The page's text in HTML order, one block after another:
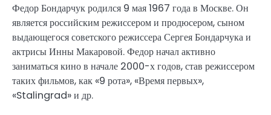
Федор Бондарчук родился 9 мая 1967 года в Москве. Он
является российским режиссером и продюсером, сыном
выдающегося советского режиссера Сергея Бондарчука и
актрисы Инны Макаровой. Федор начал активно
заниматься кино в начале 2000-х годов, став режиссером
таких фильмов, как «9 рота», «Время первых»,
«Stalingrad» и др.